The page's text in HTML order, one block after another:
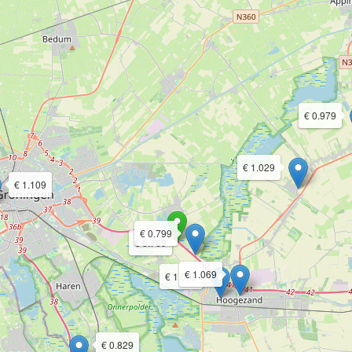
€ 0.769
€ 0.799
€ 0.829
€ 0.979
€ 1.009
€ 1.029
€ 1.069
€ 1.109